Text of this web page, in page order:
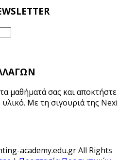
μαθήματά σας και αποκτήστε
Με τη σιγουριά της Nexi
academy.edu.gr All Rights